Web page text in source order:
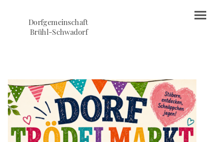
Dorfgemeinschaft
Brühl-Schwadorf